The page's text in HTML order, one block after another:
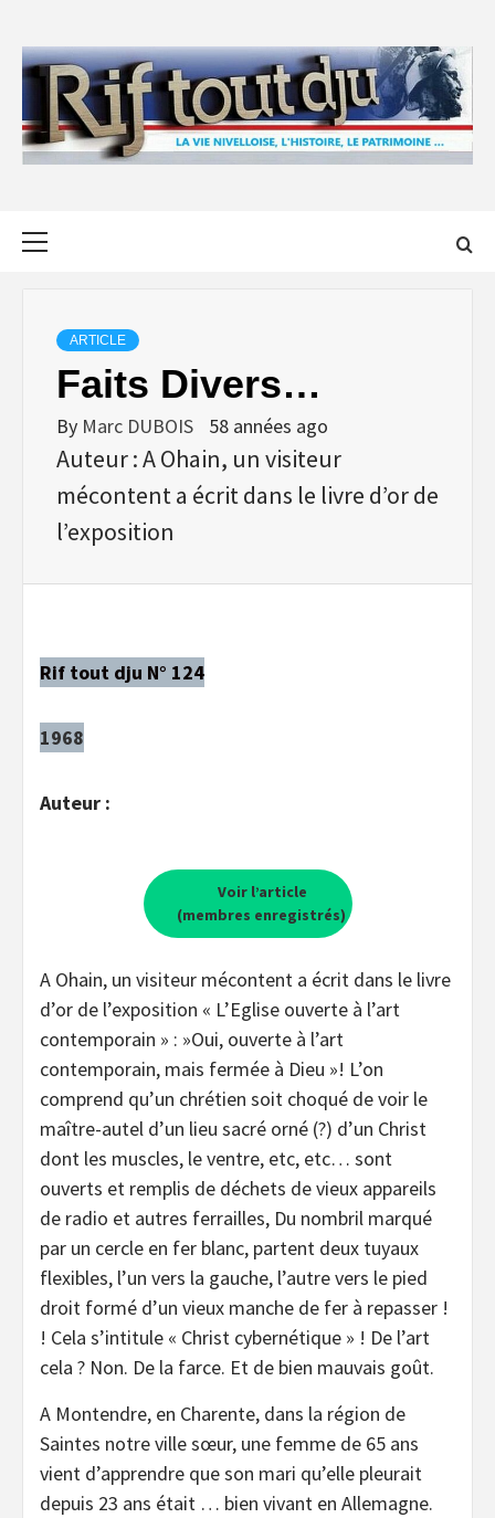
content
ARTICLE
Faits Divers…
By Marc DUBOIS 58 années ago
Auteur : A Ohain, un visiteur
mécontent a écrit dans le livre d’or de
l’exposition
Rif tout dju N° 124
1968
Auteur :
Voir l’article
(membres enregistrés)
A Ohain, un visiteur mécontent a écrit dans le livre
d’or de l’exposition « L’Eglise ouverte à l’art
contemporain » : »Oui, ouverte à l’art
contemporain, mais fermée à Dieu »! L’on
comprend qu’un chrétien soit choqué de voir le
maître-autel d’un lieu sacré orné (?) d’un Christ
dont les muscles, le ventre, etc, etc… sont
ouverts et remplis de déchets de vieux appareils
de radio et autres ferrailles, Du nombril marqué
par un cercle en fer blanc, partent deux tuyaux
flexibles, l’un vers la gauche, l’autre vers le pied
droit formé d’un vieux manche de fer à repasser !
! Cela s’intitule « Christ cybernétique » ! De l’art
cela ? Non. De la farce. Et de bien mauvais goût.
A Montendre, en Charente, dans la région de
Saintes notre ville sœur, une femme de 65 ans
vient d’apprendre que son mari qu’elle pleurait
depuis 23 ans était … bien vivant en Allemagne.